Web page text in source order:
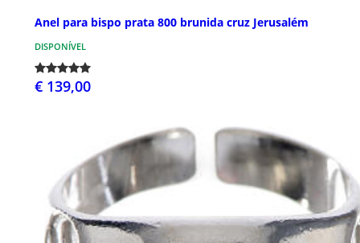
Anel para bispo prata 800 brunida cruz Jerusalém
DISPONÍVEL
€ 139,00